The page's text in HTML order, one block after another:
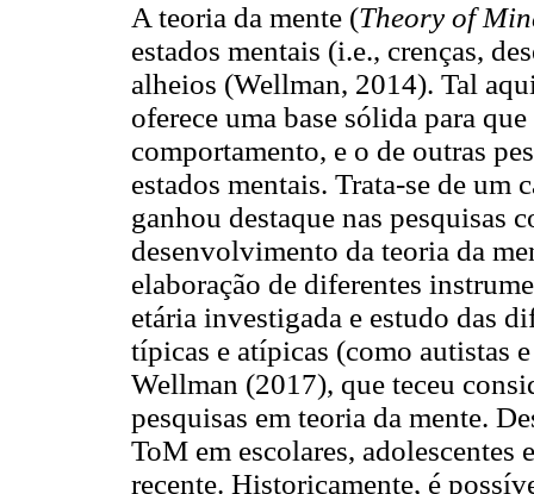
A teoria da mente (Theory of
estados mentais (i.e., crenças,
alheios (Wellman, 2014). Tal
oferece uma base sólida para
comportamento, e o de outras
estados mentais. Trata-se de um
ganhou destaque nas pesquisas
desenvolvimento da teoria da
elaboração de diferentes
etária investigada e estudo das
típicas e atípicas (como autistas
Wellman (2017), que teceu
pesquisas em teoria da mente.
ToM em escolares,
recente. Historicamente, é